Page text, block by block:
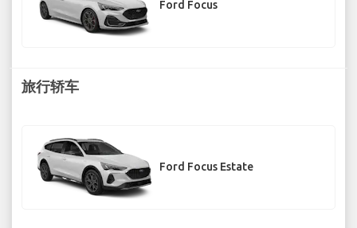
Ford Focus
旅行轿车
Ford Focus Estate